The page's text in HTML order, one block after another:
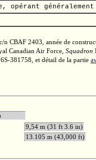
opérant
c/n CBAF 2403, année de
Canadian Air Force, Squadron
381758, et détail de la partie
ch
9,54 m (31 ft 3.6 in)
13.105 m (43,000 ft)